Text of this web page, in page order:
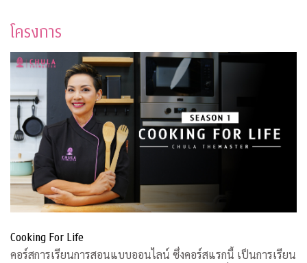
โครงการ
Cooking For Life
คอร์สการเรียนการสอนแบบออนไลน์ ซึ่งคอร์สแรกนี้ เป็นการเรียน